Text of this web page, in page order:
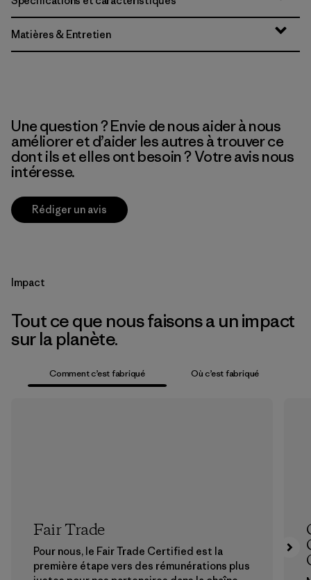
Matières & Entretien
Une question ? Envie de nous aider à nous
améliorer et d’aider les autres à trouver ce
dont ils et elles ont besoin ? Votre avis nous
intéresse.
Rédiger un avis
Impact
Tout ce que nous faisons a un impact
sur la planète.
Comment c’est fabriqué Où c’est fabriqué
Fair Trade
Pour nous, le Fair Trade Certified est la
première étape vers des rémunérations plus